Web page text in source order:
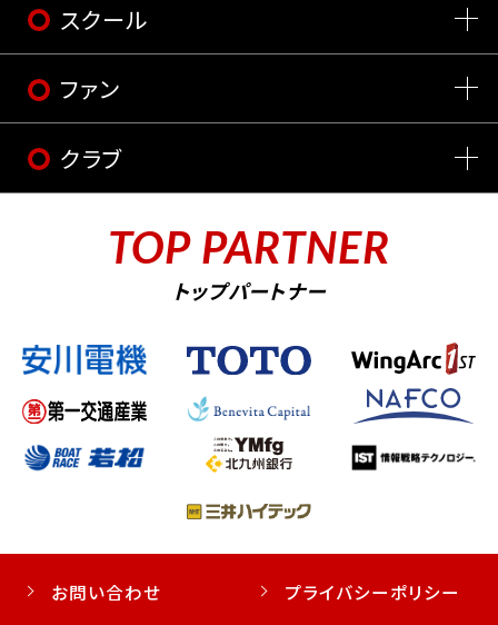
スクール
ファン
クラブ
TOP PARTNER
トップパートナー
お問い合わせ プライバシーポリシー